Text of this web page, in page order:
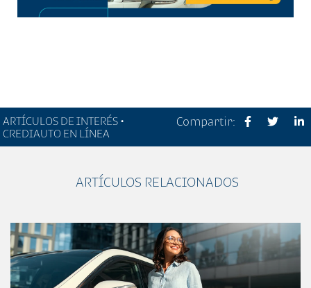
ARTÍCULOS DE INTERÉS •
CREDIAUTO EN LÍNEA
Compartir:
ARTÍCULOS RELACIONADOS